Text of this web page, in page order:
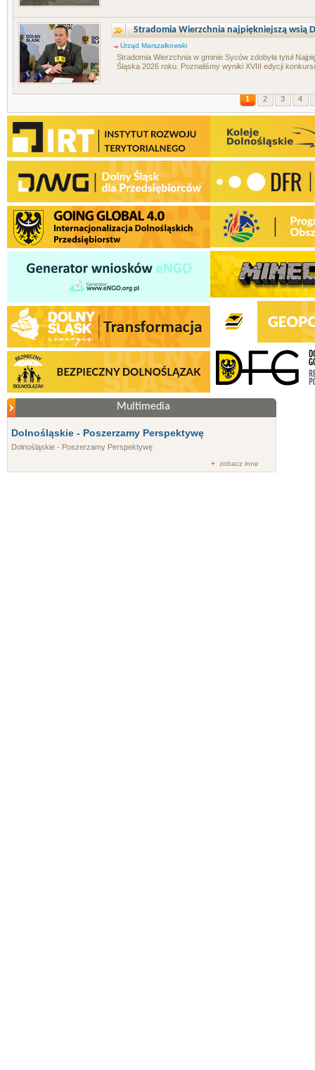
Stradomia Wierzchnia najpiękniejszą wsią
Urząd Marszałkowski
Stradomia Wierzchnia w gminie Syców zdobyła tytuł
Śląska 2026 roku. Poznaliśmy wyniki XVIII edycji
1 2 3 4
Multimedia
Dolnośląskie - Poszerzamy Perspektywę
Dolnośląskie - Poszerzamy Perspektywę
+ zobacz inne